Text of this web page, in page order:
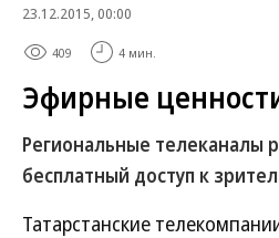
23.12.2015, 00:00
409 4 мин.
Эфирные
Региональные телеканалы
бесплатный доступ к
Татарстанские